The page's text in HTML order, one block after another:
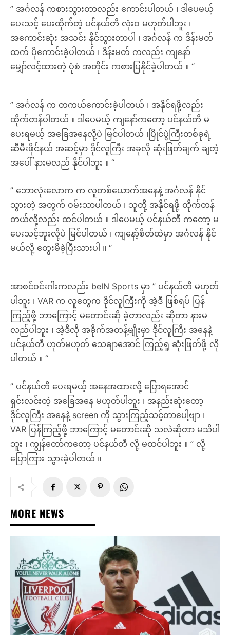
” အင်္ဂလန် ကစားသွားတာလည်း ကောင်းပါတယ် ၊ ဒါပေမယ့်
ပေးသင့် ပေးထိုက်တဲ့ ပင်နယ်တီ လုံးဝ မဟုတ်ပါဘူး ၊
အကောင်းဆုံး အသင်း နိုင်သွားတာပါ ၊ အင်္ဂလန် က ဒိန်းမတ်
ထက် ပိုကောင်းခဲ့ပါတယ် ၊ ဒိန်းမတ် ​ကလည်း ကျနော်
မျှော်လင့်ထားတဲ့ ပုံစံ အတိုင်း ကစားပြနိုင်ခဲ့ပါတယ် ။ “
” အင်္ဂလန် က တကယ်ကောင်းခဲ့ပါတယ် ၊ အနိုင်ရဖို့လည်း
ထိုက်တန်ပါတယ် ။ ဒါပေမယ့် ကျနော်ကတော့ ပင်နယ်တီ မ
ပေးရမယ့် အခြေအနေလို့ပဲ မြင်ပါတယ် ၊ပြိုင်ပွဲကြီးတစ်ခုရဲ့
ဆီမီးဖိုင်နယ် အဆင့်မှာ ဒိုင်လူကြီး အခုလို ဆုံးဖြတ်ချက် ချတဲ့
အပေါ် နားမလည် နိုင်ပါဘူး ။ “
” ဘောလုံးလောက က လူတစ်ယောက်အနေနဲ့ အင်္ဂလန် နိုင်
သွားတဲ့ အတွက် ဝမ်းသာပါတယ် ၊ သူတို့ အနိုင်ရဖို့ ထိုက်တန်
တယ်လို့လည်း ထင်ပါတယ် ။ ဒါပေမယ့် ပင်နယ်တီ ကတော့ မ
ပေးသင့်ဘူးလို့ပဲ မြင်ပါတယ် ၊ ကျနော့်စိတ်ထဲမှာ အင်္ဂလန် နိုင်
မယ်လို့ တွေးမိခဲ့ပြီးသားပါ ။ “
အာစင်ဝင်းဂါးကလည်း beIN Sports မှာ ” ပင်နယ်တီ မဟုတ်
ပါဘူး ၊ VAR က လူတွေက ဒိုင်လူကြီးကို အဲ့ဒီ ဖြစ်ရပ် ပြန်
ကြည့်ဖို့ ဘာကြောင့် မတောင်းဆို ခဲ့တာလည်း ဆိုတာ နားမ
လည်ပါဘူး ၊ အဲ့ဒီလို အခိုက်အတန့်မျိုးမှာ ဒိုင်လူကြီး အနေနဲ့
ပင်နယ်တီ ဟုတ်မဟုတ် သေချာအောင် ကြည့်ရှု ဆုံးဖြတ်ဖို့ လို
ပါတယ် ။ “
” ပင်နယ်တီ ပေးရမယ့် အနေအထားလို့ ပြောရအောင်
ရှင်းလင်းတဲ့ အခြေအနေ မဟုတ်ပါဘူး ၊ အနည်းဆုံးတော့
ဒိုင်လူကြီး အနေနဲ့ screen ကို သွားကြည့်သင့်တာပေါ့ဗျာ ၊
VAR ပြန်ကြည့်ဖို့ ဘာကြောင့် မတောင်းဆို သလဲဆိုတာ မသိပါ
ဘူး ၊ ကျွန်တော်ကတော့ ပင်နယ်တီ လို့ မထင်ပါဘူး ။ ” လို့
ပြောကြား သွားခဲ့ပါတယ် ။
MORE NEWS